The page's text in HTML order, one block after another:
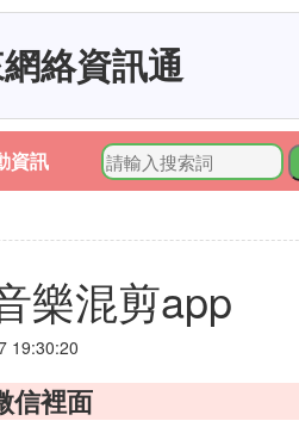
絡資訊通
資訊
樂混剪app
19:30:20
信裡面